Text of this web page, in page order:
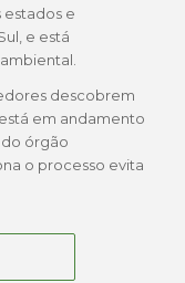
estados e
e está
descobrem
em andamento
órgão
o processo evita